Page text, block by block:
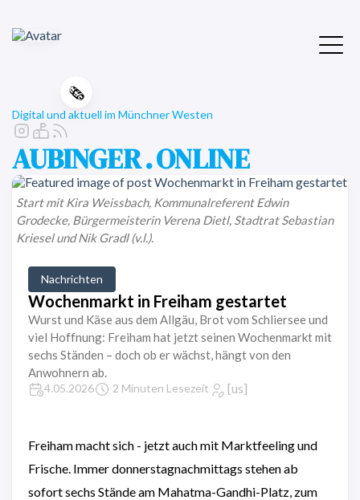
🗞️
Digital und aktuell im Münchner Westen
AUBINGER . ONLINE
Start mit Kira Weissbach, Kommunalreferent Edwin
Grodecke, Bürgermeisterin Verena Dietl, Stadtrat Sebastian
Kriesel und Nik Gradl (v.l.).
Nachrichten
Wochenmarkt in Freiham gestartet
Wurst und Käse aus dem Allgäu, Brot vom Schliersee und
viel Hoffnung: Freiham hat jetzt seinen Wochenmarkt mit
sechs Ständen – doch ob er wächst, hängt von den
Anwohnern ab.
4.05.2026 2 Minuten Lesezeit [us]
Freiham macht sich - jetzt auch mit Marktfeeling und
Frische. Immer donnerstagnachmittags stehen ab
sofort sechs Stände am Mahatma-Gandhi-Platz, zum